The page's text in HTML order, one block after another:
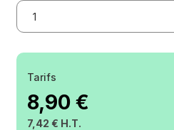
Tarifs
8,90 €
7,42 € H.T.